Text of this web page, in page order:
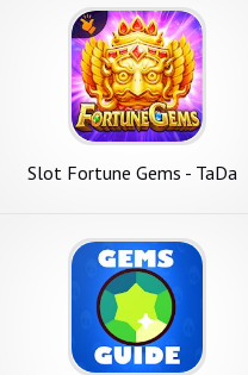
Slot Fortune Gems - TaDa